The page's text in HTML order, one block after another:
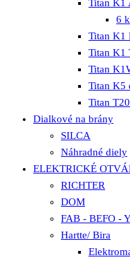
Titan K1
6
Titan K1
Titan K1
Titan
Titan K5
Titan
Dialkové na brány
SILCA
Náhradné diely
ELEKTRICKÉ
RICHTER
DOM
FAB - BEFO -
Hartte/ Bira